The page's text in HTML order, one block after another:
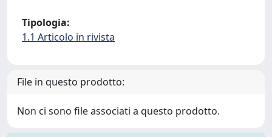
Tipologia:
1.1 Articolo in rivista
File in questo prodotto:
Non ci sono file associati a questo prodotto.